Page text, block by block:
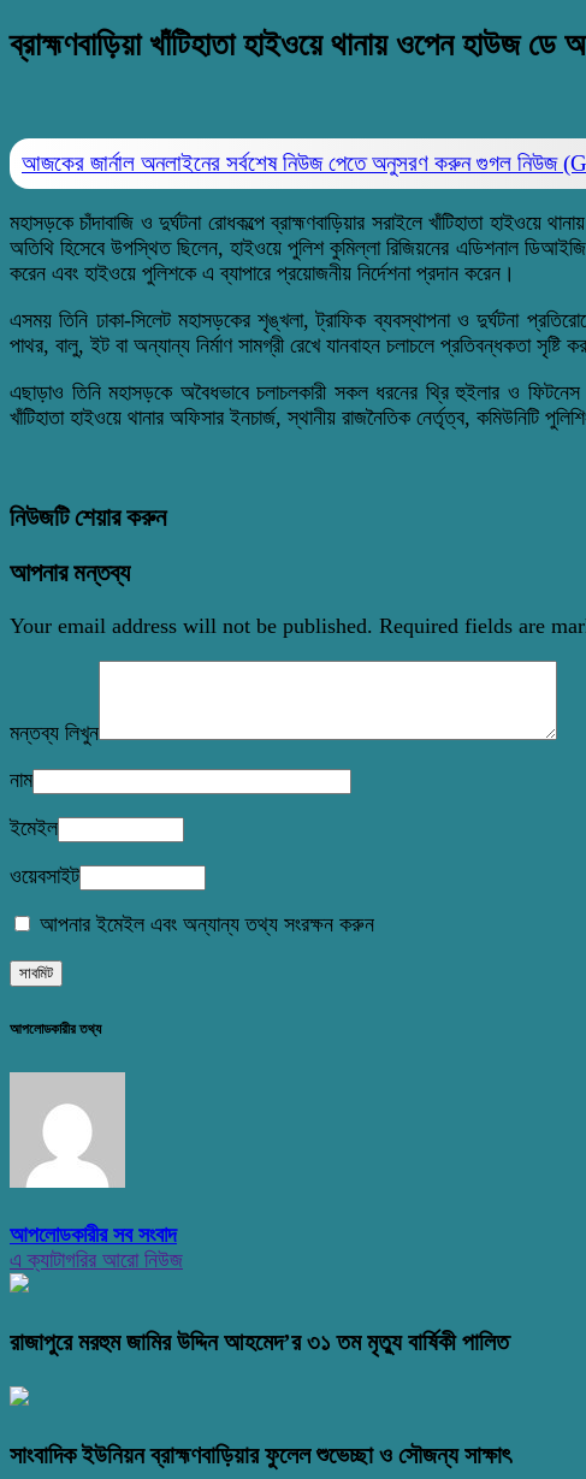
ব্রাহ্মণবাড়িয়া খাঁটিহাতা হাইওয়ে থানায় ওপেন হাউজ ডে
আজকের জার্নাল অনলাইনের সর্বশেষ নিউজ পেতে অনুসরণ করুনগুগল নিউজ
মহাসড়কে চাঁদাবাজি ও দুর্ঘটনা রোধকল্পে ব্রাহ্মণবাড়িয়ার সরাইলে খাঁটিহাতা
অতিথি হিসেবে উপস্থিত ছিলেন, হাইওয়ে পুলিশ কুমিল্লা রিজিয়নের এডিশনাল
করেন এবং হাইওয়ে পুলিশকে এ ব্যাপারে প্রয়োজনীয় নির্দেশনা প্রদান করেন।
এসময় তিনি ঢাকা-সিলেট মহাসড়কের শৃঙ্খলা, ট্রাফিক ব্যবস্থাপনা ও দুর্ঘটনা
পাথর, বালু, ইট বা অন্যান্য নির্মাণ সামগ্রী রেখে যানবাহন চলাচলে প্রতিবন্ধকতা
এছাড়াও তিনি মহাসড়কে অবৈধভাবে চলাচলকারী সকল ধরনের থ্রি হুইলার ও
খাঁটিহাতা হাইওয়ে থানার অফিসার ইনচার্জ, স্থানীয় রাজনৈতিক নের্তৃত্ব, কমিউনিটি
নিউজটি শেয়ার করুন
আপনার মন্তব্য
Your email address will not be published. Required fields are
মন্তব্য লিখুন
নাম
ইমেইল
ওয়েবসাইট
আপনার ইমেইল এবং অন্যান্য তথ্য সংরক্ষন করুন
আপলোডকারীর তথ্য
আপলোডকারীর সব সংবাদ
এ ক্যাটাগরির আরো নিউজ
রাজাপুরে মরহুম জামির উদ্দিন আহমেদ’র ৩১ তম মৃত্যু বার্ষিকী পালিত
সাংবাদিক ইউনিয়ন ব্রাহ্মণবাড়িয়ার ফুলেল শুভেচ্ছা ও সৌজন্য সাক্ষাৎ